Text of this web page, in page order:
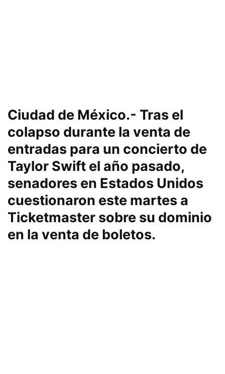
Ciudad de México.- Tras el
colapso durante la venta de
entradas para un concierto de
Taylor Swift el año pasado,
senadores en Estados Unidos
cuestionaron este martes a
Ticketmaster sobre su dominio
en la venta de boletos.